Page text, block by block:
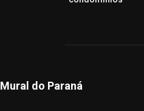
Mural do Paraná